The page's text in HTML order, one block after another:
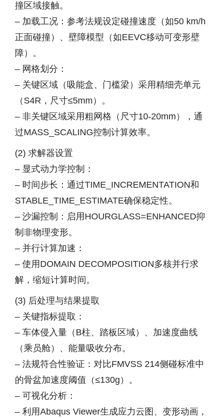
撞区域接触。
– 加载工况：参考法规设定碰撞速度（如50 km/h
正面碰撞）、壁障模型（如EEVC移动可变形壁
障）。
– 网格划分：
– 关键区域（吸能盒、门槛梁）采用精细壳单元
（S4R，尺寸≤5mm）。
– 非关键区域采用粗网格（尺寸10-20mm），通
过MASS_SCALING控制计算效率。
(2) 求解器设置
– 显式动力学控制：
– 时间步长：通过TIME_INCREMENTATION和
STABLE_TIME_ESTIMATE确保稳定性。
– 沙漏控制：启用HOURGLASS=ENHANCED抑
制非物理变形。
– 并行计算加速：
– 使用DOMAIN DECOMPOSITION多核并行求
解，缩短计算时间。
(3) 后处理与结果提取
– 关键指标提取：
– 车体侵入量（B柱、踏板区域）、加速度曲线
（乘员舱）、能量吸收分布。
– 法规符合性验证：对比FMVSS 214侧碰标准中
的骨盆加速度阈值（≤130g）。
– 可视化分析：
– 利用Abaqus Viewer生成应力云图、变形动画，